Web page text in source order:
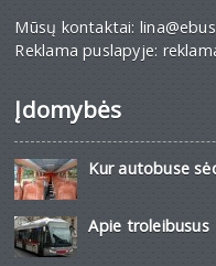
Mūsų kontaktai:
Reklama puslapyje:
Įdomybės
Kur autobuse
Apie troleibusus